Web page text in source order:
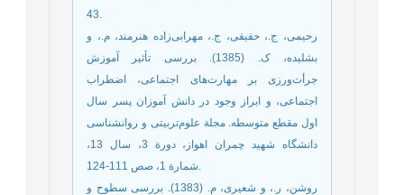
43.
رحیمی، ج.، حقیقی، ج.، مهرابی‌زاده هنرمند، م.، و
بشلیده، ک. (1385). بررسی تأثیر آموزش
جرأت‌ورزی بر مهارت‌های اجتماعی، اضطراب
اجتماعی، و ابراز وجود در دانش ‌آموزان پسر سال
اول مقطع متوسطه. مجلة علوم‌تربیتی و روانشناسی
دانشگاه شهید چمران اهواز، دورة 3، سال 13،
شمارة 1، صص 111-124.
روشن، ر.، و شعیری، م. (1383). بررسی سطوح و